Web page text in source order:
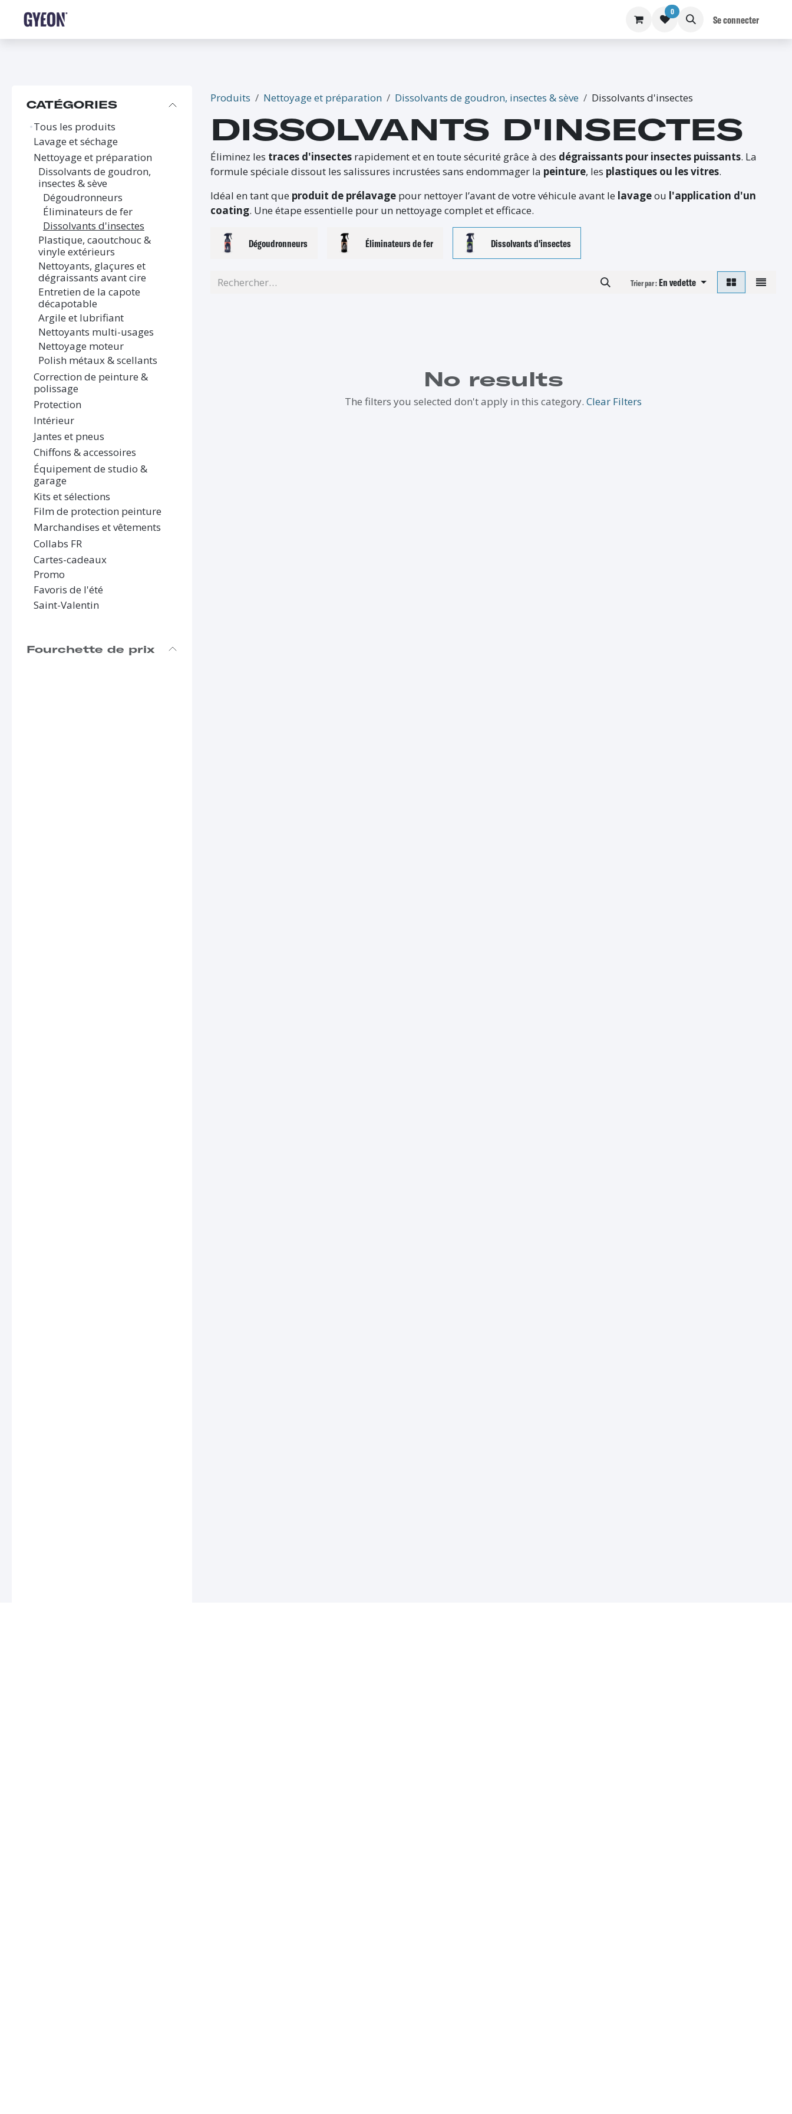
0
Se connecter
CATÉGORIES
Tous les produits
Lavage et séchage
Nettoyage et préparation
Dissolvants de goudron,
insectes & sève
Dégoudronneurs
Éliminateurs de fer
Dissolvants d'insectes
Plastique, caoutchouc &
vinyle extérieurs
Nettoyants, glaçures et
dégraissants avant cire
Entretien de la capote
décapotable
Argile et lubrifiant
Nettoyants multi-usages
Nettoyage moteur
Polish métaux & scellants
Correction de peinture &
polissage
Protection
Intérieur
Jantes et pneus
Chiffons & accessoires
Équipement de studio &
garage
Kits et sélections
Film de protection peinture
Marchandises et vêtements
Collabs FR
Cartes-cadeaux
Promo
Favoris de l'été
Saint-Valentin
Fourchette de prix
Produits Nettoyage et préparation Dissolvants de goudron, insectes & sève Dissolvants d'insectes
DISSOLVANTS D'INSECTES
Éliminez les traces d'insectes rapidement et en toute sécurité grâce à des dégraissants pour insectes puissants. La
formule spéciale dissout les salissures incrustées sans endommager la peinture, les plastiques ou les vitres.
Idéal en tant que produit de prélavage pour nettoyer l’avant de votre véhicule avant le lavageou l'application d'un
coating. Une étape essentielle pour un nettoyage complet et efficace.
Dégoudronneurs Éliminateurs de fer Dissolvants d'insectes
Trier par :En vedette
No results
The filters you selected don't apply in this category. Clear Filters